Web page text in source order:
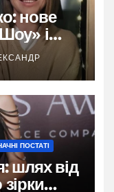
нове
і
ПОСТАТІ
шлях від